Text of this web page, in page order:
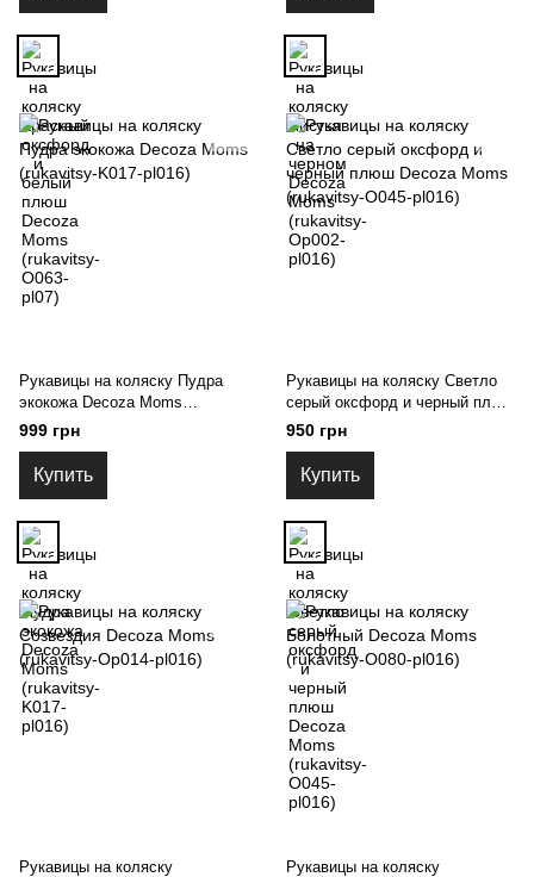
Рукавицы на коляску Пудра
экокожа Decoza Moms
(rukavitsy-K017-pl016)
999 грн
Купить
Рукавицы на коляску Светло
серый оксфорд и черный плюш
Decoza Moms (rukavitsy-O045-
950 грн
Купить
Рукавицы на коляску
Рукавицы на коляску